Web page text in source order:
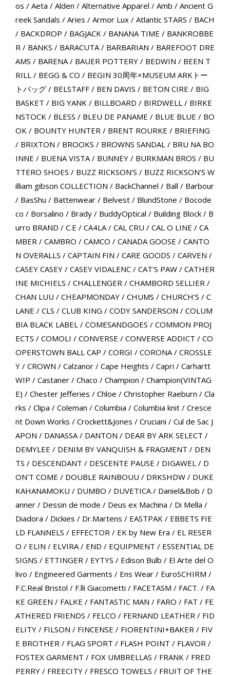
os / Aeta / Alden / Alternative Apparel / Amb / Ancient G
reek Sandals / Aries / Armor Lux/ Atlantic STARS / BACH
/ BACKDROP / BAGJACK/ BANANA TIME / BANKROBBE
R/ BANKS / BARACUTA/ BARBARIAN / BAREFOOT DRE
AMS / BARENA/ BAUER POTTERY/ BEDWIN / BEEN T
RILL/ BEGG & CO / BEGIN 30周年×MUSEUM ARKトー
トバッグ/ BELSTAFF/ BEN DAVIS / BETON CIRE / BIG
BASKET / BIG YANK/ BILLBOARD / BIRDWELL/ BIRKE
NSTOCK/ BLESS / BLEU DE PANAME / BLUE BLUE / BO
OK/ BOUNTY HUNTER/ BRENT ROURKE / BRIEFING
/ BRIXTON / BROOKS / BROWNS SANDAL/ BRU NA BO
INNE / BUENA VISTA/ BUNNEY/ BURKMAN BROS / BU
TTERO SHOES / BUZZ RICKSON’S / BUZZ RICKSON’S W
illiam gibson COLLECTION / BackChannel / Ball / Barbour
/ BasShu / Battenwear/ Belvest/ BlundStone / Bocode
co / Borsalino / Brady/ BuddyOptical / Building Block/ B
urro BRAND / C.E / CA4LA/ CAL CRU / CAL O LINE / CA
MBER/ CAMBRO / CAMCO / CANADA GOOSE / CANTO
N OVERALLS / CAPTAIN FIN / CARE GOODS / CARVEN /
CASEY CASEY/ CASEY VIDALENC/ CAT'S PAW/ CATHER
INE MICHIELS / CHALLENGER/ CHAMBORD SELLIER/
CHAN LUU / CHEAPMONDAY/ CHUMS / CHURCH’S / C
LANE / CLS / CLUB KING / CODY SANDERSON / COLUM
BIA BLACK LABEL/ COMESANDGOES / COMMON PROJ
ECTS / COMOLI / CONVERSE / CONVERSE ADDICT / CO
OPERSTOWN BALL CAP / CORGI / CORONA/ CROSSLE
Y/ CROWN / Calzanor/ Cape Heights / Capri / Carhartt
WIP / Castaner/ Chaco / Champion / Champion(VINTAG
E) / Chester Jefferies / Chloe / Christopher Raeburn / Cla
rks / Clipa / Coleman / Columbia / Columbia knit/ Cresce
nt Down Works / Crockett&Jones / Cruciani / Cul de Sac J
APON / DANASSA/ DANTON / DEAR BY ARK SELECT /
DEMYLEE / DENIM BY VANQUISH & FRAGMENT / DEN
TS / DESCENDANT / DESCENTE PAUSE / DIGAWEL/ D
ON'T COME / DOUBLE RAINBOUU / DRKSHDW/ DUKE
KAHANAMOKU / DUMBO / DUVETICA/ Daniel&Bob / D
anner/ Dessin de mode / Deus ex Machina / Di Mella /
Diadora / Dickies / Dr.Martens / EASTPAK/ EBBETS FIE
LD FLANNELS / EFFECTOR/ EK by New Era / EL RESER
O / ELIN / ELVIRA/ END / EQUIPMENT / ESSENTIAL DE
SIGNS / ETTINGER/ EYTYS / Edison Bulb / El Arte del O
livo / Engineered Garments / Ens Wear/ EuroSCHIRM /
F.C.Real Bristol / F.lli Giacometti / FACETASM / FACT. / FA
KE GREEN / FALKE / FANTASTIC MAN / FARO / FAT / FE
ATHERED FRIENDS / FELCO / FERNAND LEATHER/ FID
ELITY/ FILSON / FINCENSE / FIORENTINI+BAKER/ FIV
E BROTHER/ FLAG SPORT / FLASH POINT / FLAVOR/
FOSTEX GARMENT / FOX UMBRELLAS / FRANK/ FRED
PERRY/ FREECITY/ FRESCO TOWELS / FRUIT OF THE